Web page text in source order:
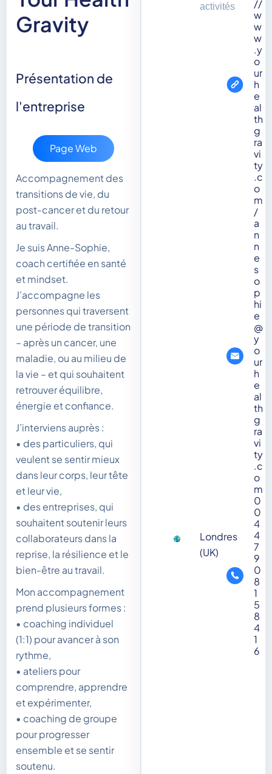
Gravity
Présentation de
l'entreprise
Page Web
Accompagnement des
transitions de vie, du
post-cancer et du retour
au travail.
Je suis Anne-Sophie,
coach certifiée en santé
et mindset.
J’accompagne les
personnes qui traversent
une période de transition
– après un cancer, une
maladie, ou au milieu de
la vie – et qui souhaitent
retrouver équilibre,
énergie et confiance.
J’interviens auprès :
• des particuliers, qui
veulent se sentir mieux
dans leur corps, leur tête
et leur vie,
• des entreprises, qui
souhaitent soutenir leurs
collaborateurs dans la
reprise, la résilience et le
bien-être au travail.
Mon accompagnement
prend plusieurs formes :
• coaching individuel
(1:1) pour avancer à son
rythme,
• ateliers pour
comprendre, apprendre
et expérimenter,
• coaching de groupe
pour progresser
ensemble et se sentir
soutenu.
activités
Londres
(UK)
//
w
w
w
.y
o
ur
h
e
al
th
g
ra
vi
ty
.c
o
m
/
a
n
n
e
s
o
p
hi
e
@
y
o
ur
h
e
al
th
g
ra
vi
ty
.c
o
m
0
0
4
4
7
9
0
8
1
5
8
4
1
6